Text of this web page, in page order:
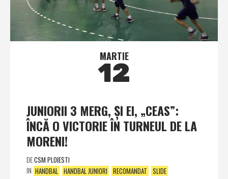
MARTIE
12
JUNIORII 3 MERG, ŞI EI, „CEAS”:
ÎNCĂ O VICTORIE ÎN TURNEUL DE LA
MORENI!
DECSM PLOIESTI
IN HANDBAL HANDBAL JUNIORI RECOMANDAT SLIDE